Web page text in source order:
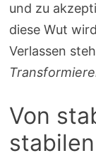
und zu
diese Wut
Verlassen
Von